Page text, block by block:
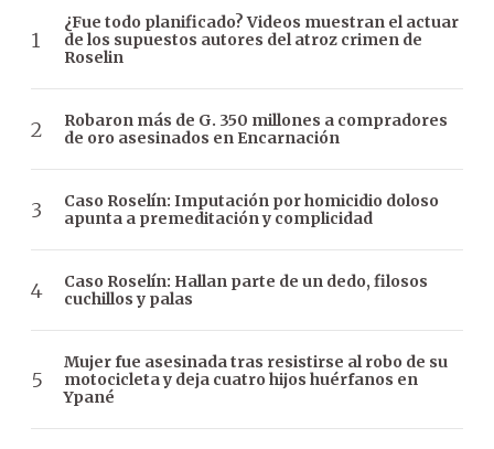
¿Fue todo planificado? Videos muestran el actuar
de los supuestos autores del atroz crimen de
Roselin
Robaron más de G. 350 millones a compradores
de oro asesinados en Encarnación
Caso Roselín: Imputación por homicidio doloso
apunta a premeditación y complicidad
Caso Roselín: Hallan parte de un dedo, filosos
cuchillos y palas
Mujer fue asesinada tras resistirse al robo de su
motocicleta y deja cuatro hijos huérfanos en
Ypané